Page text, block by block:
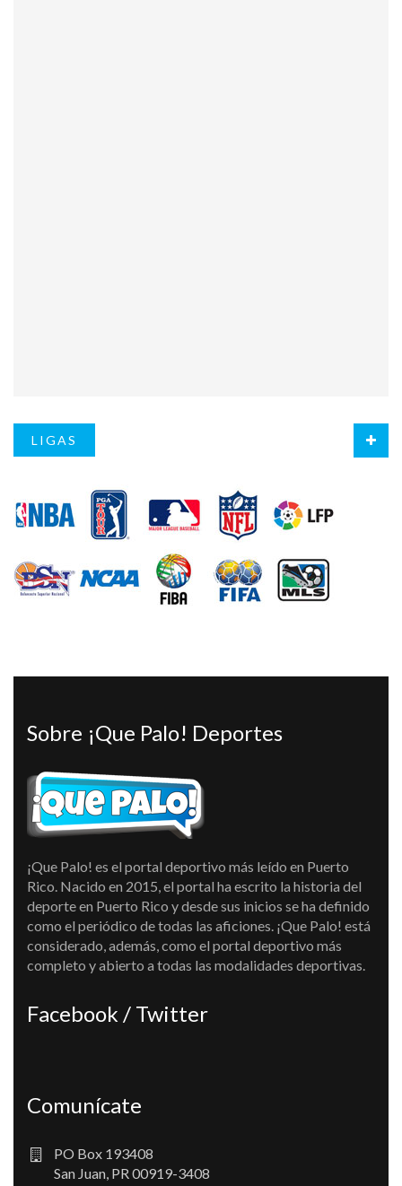
LIGAS
Sobre ¡Que Palo! Deportes
¡Que Palo! es el portal deportivo más leído en Puerto
Rico. Nacido en 2015, el portal ha escrito la historia del
deporte en Puerto Rico y desde sus inicios se ha definido
como el periódico de todas las aficiones. ¡Que Palo! está
considerado, además, como el portal deportivo más
completo y abierto a todas las modalidades deportivas.
Facebook / Twitter
Comunícate
PO Box 193408
San Juan, PR 00919-3408